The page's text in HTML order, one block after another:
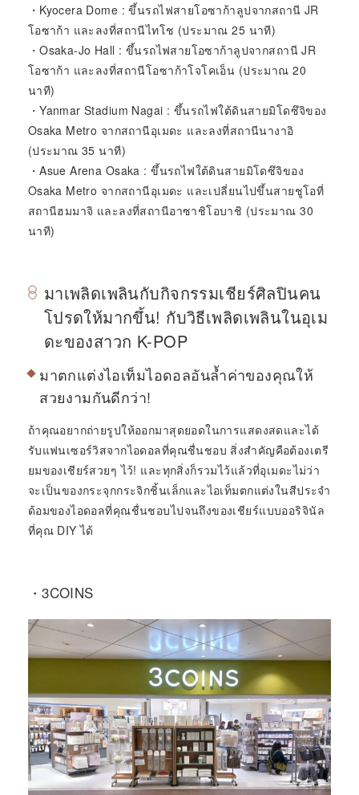
・Kyocera Dome : ขึ้นรถไฟสายโอซาก้าลูปจากสถานี JR
โอซาก้า และลงที่สถานีไทโช (ประมาณ 25 นาที)
・Osaka-Jo Hall : ขึ้นรถไฟสายโอซาก้าลูปจากสถานี JR
โอซาก้า และลงที่สถานีโอซาก้าโจโคเอ็น (ประมาณ 20
นาที)
・Yanmar Stadium Nagai : ขึ้นรถไฟใต้ดินสายมิโดซึจิของ
Osaka Metro จากสถานีอุเมดะ และลงที่สถานีนางาอิ
(ประมาณ 35 นาที)
・Asue Arena Osaka : ขึ้นรถไฟใต้ดินสายมิโดซึจิของ
Osaka Metro จากสถานีอุเมดะ และเปลี่ยนไปขึ้นสายชูโอที่
สถานีฮมมาจิ และลงที่สถานีอาซาชิโอบาชิ (ประมาณ 30
นาที)
มาเพลิดเพลินกับกิจกรรมเชียร์ศิลปินคน
โปรดให้มากขึ้น! กับวิธีเพลิดเพลินในอุเม
ดะของสาวก K-POP
มาตกแต่งไอเท็มไอดอลอันล้ำค่าของคุณให้
สวยงามกันดีกว่า!
ถ้าคุณอยากถ่ายรูปให้ออกมาสุดยอดในการแสดงสดและได้
รับแฟนเซอร์วิสจากไอดอลที่คุณชื่นชอบ สิ่งสำคัญคือต้องเตรี
ยมของเชียร์สวยๆ ไว้! และทุกสิ่งก็รวมไว้แล้วที่อุเมดะไม่ว่า
จะเป็นของกระจุกกระจิกชิ้นเล็กและไอเท็มตกแต่งในสีประจำ
ด้อมของไอดอลที่คุณชื่นชอบไปจนถึงของเชียร์แบบออริจินัล
ที่คุณ DIY ได้
・3COINS